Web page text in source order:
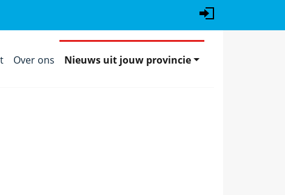
Over ons Nieuws uit jouw provincie